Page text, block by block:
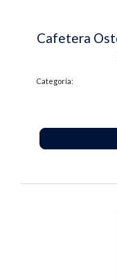
Cafetera
Categoría: